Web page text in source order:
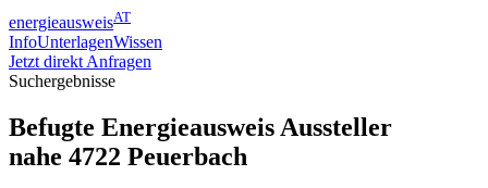
energieausweisAT
InfoUnterlagenWissen
Jetzt direkt Anfragen
Suchergebnisse
Befugte Energieausweis Aussteller
nahe 4722 Peuerbach